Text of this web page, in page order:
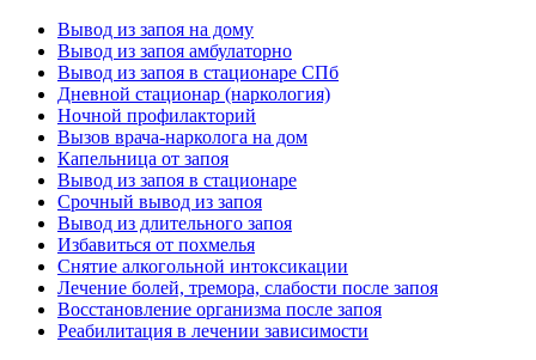
Вывод из запоя на дому
Вывод из запоя амбулаторно
Вывод из запоя в стационаре СПб
Дневной стационар (наркология)
Ночной профилакторий
Вызов врача-нарколога на дом
Капельница от запоя
Вывод из запоя в стационаре
Срочный вывод из запоя
Вывод из длительного запоя
Избавиться от похмелья
Снятие алкогольной интоксикации
Лечение болей, тремора, слабости после запоя
Восстановление организма после запоя
Реабилитация в лечении зависимости